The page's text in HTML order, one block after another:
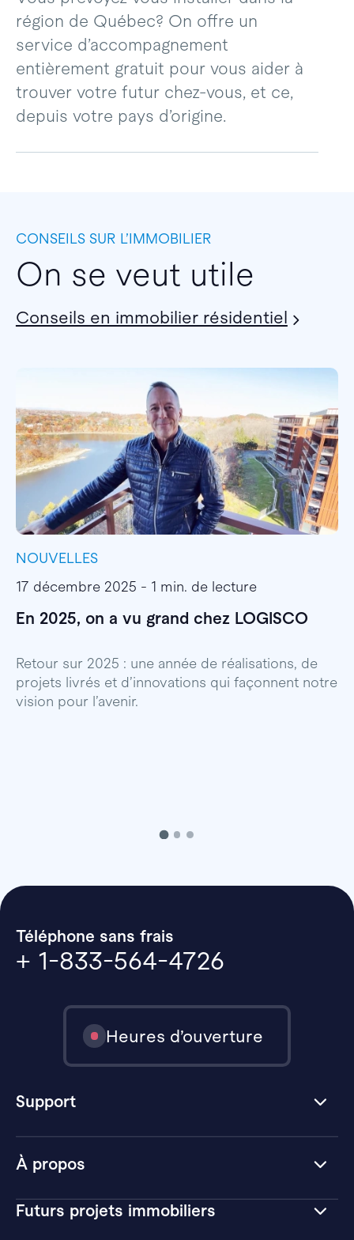
région de Québec? On offre un
service d’accompagnement
entièrement gratuit pour vous aider à
trouver votre futur chez-vous, et ce,
depuis votre pays d’origine.
CONSEILS SUR L’IMMOBILIER
On se veut utile
Conseils en immobilier résidentiel
NOUVELLES
17 décembre 2025 - 1 min. de lecture
En 2025, on a vu grand chez LOGISCO
Retour sur 2025 : une année de réalisations, de
projets livrés et d’innovations qui façonnent notre
vision pour l’avenir.
À propos
Futurs projets immobiliers
Téléphone sans frais
+ 1-833-564-4726
Heures d’ouverture
Support